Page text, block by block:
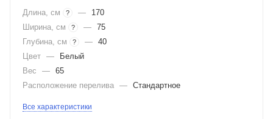
Длина, см ? —
170
Ширина, см
? — 75
Глубина, см
? — 40
Цвет —
Белый
Вес
— 65
Расположение перелива — Стандартное
Все характеристики